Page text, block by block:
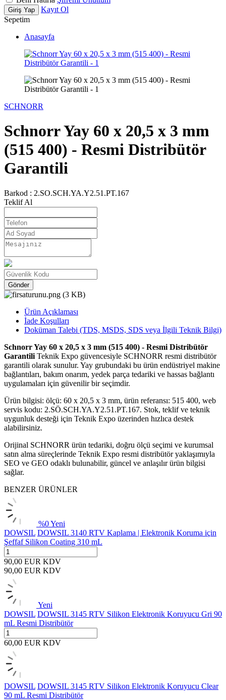
Giriş Yap
Kayıt Ol
Sepetim
Anasayfa
SCHNORR
Schnorr Yay 60 x 20,5 x 3 mm
(515 400) - Resmi Distribütör
Garantili
Barkod : 2.SO.SCH.YA.Y2.51.PT.167
Teklif Al
Gönder
Ürün Açıklaması
İade Koşulları
Doküman Talebi (TDS, MSDS, SDS veya İlgili Teknik Bilgi)
Schnorr Yay 60 x 20,5 x 3 mm (515 400) - Resmi Distribütör
Garantili Teknik Expo güvencesiyle SCHNORR resmi distribütör
garantili olarak sunulur. Yay grubundaki bu ürün endüstriyel makine
bağlantıları, bakım onarım, yedek parça tedariki ve hassas bağlantı
uygulamaları için güvenilir bir seçimdir.
Ürün bilgisi: ölçü: 60 x 20,5 x 3 mm, ürün referansı: 515 400, web
servis kodu: 2.SÖ.SCH.YA.Y2.51.PT.167. Stok, teklif ve teknik
uygunluk desteği için Teknik Expo üzerinden hızlıca destek
alabilirsiniz.
Orijinal SCHNORR ürün tedariki, doğru ölçü seçimi ve kurumsal
satın alma süreçlerinde Teknik Expo resmi distribütör yaklaşımıyla
SEO ve GEO odaklı bulunabilir, güncel ve anlaşılır ürün bilgisi
sağlar.
BENZER ÜRÜNLER
%0Yeni
DOWSIL DOWSIL 3140 RTV Kaplama | Elektronik Koruma için
Şeffaf Silikon Coating 310 mL
90,00 EUR KDV
90,00 EUR KDV
Yeni
DOWSIL DOWSIL 3145 RTV Silikon Elektronik Koruyucu Gri 90
mL Resmi Distribütör
60,00 EUR KDV
DOWSIL DOWSIL 3145 RTV Silikon Elektronik Koruyucu Clear
90 mL Resmi Distribütör